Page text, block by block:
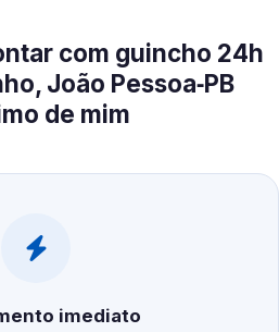
com guincho 24h
João Pessoa‑PB
de mim
imediato